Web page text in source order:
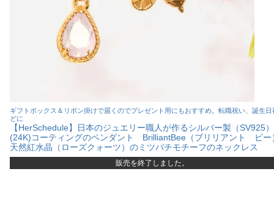
ギフトボックス＆リボン掛けで届くのでプレゼント用にもおすすめ。転職祝い、誕生日
どに
【HerSchedule】日本のジュエリー職人が作るシルバー製（SV925
(24K)コーティングのペンダント BrilliantBee（ブリリアント ビー
天然紅水晶（ローズクォーツ）のミツバチモチーフのネックレス
販売を終了しました。